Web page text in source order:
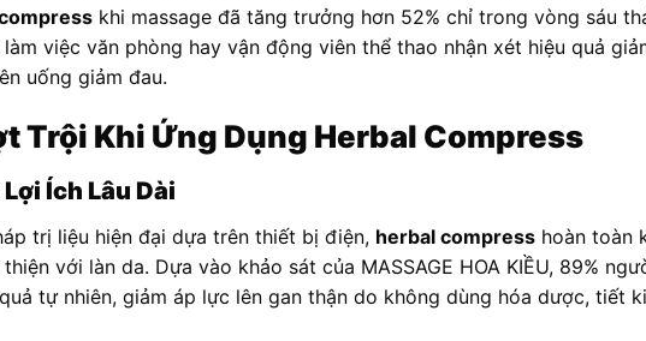
khi massage đã tăng trưởng hơn 52% chỉ trong vòng sáu
việc văn phòng hay vận động viên thể thao nhận xét hiệu quả
uống giảm đau.
Trội Khi Ứng Dụng Herbal Compress
Ích Lâu Dài
trị liệu hiện đại dựa trên thiết bị điện, herbal compress hoàn toàn
với làn da. Dựa vào khảo sát của MASSAGE HOA KIỀU, 89%
tự nhiên, giảm áp lực lên gan thận do không dùng hóa dược, tiết